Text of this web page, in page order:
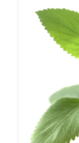
NATIVAS
PLANTAS DE
INSUMOS